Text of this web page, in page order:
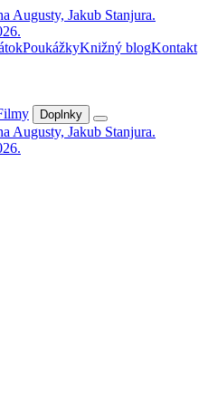
PoukážkyKnižný blogKontakt
Doplnky